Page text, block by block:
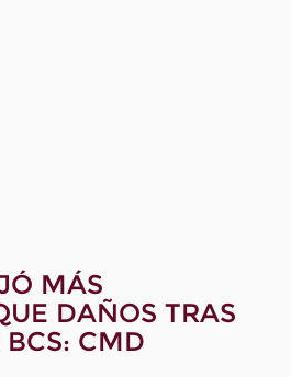
MÁS
DAÑOS TRAS
BCS: CMD